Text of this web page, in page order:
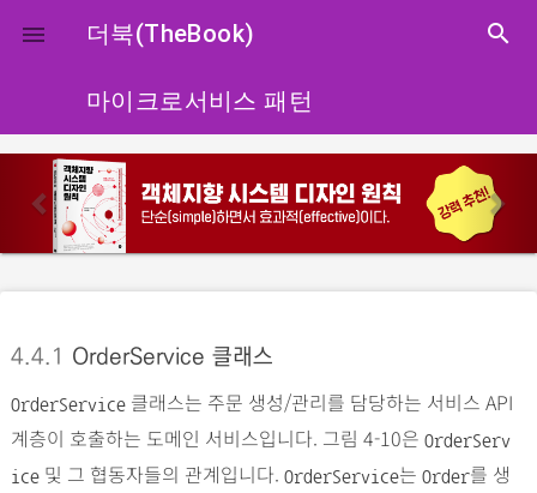
close
 더북(TheBook) search
마이크로서비스 패턴
p
r
u
s
e
4.4.1 OrderService 클래스
OrderService클래스는 주문 생성/관리를 담당하는 서비스 API
계층이 호출하는 도메인 서비스입니다. 그림 4-10은 OrderServ
ice및 그 협동자들의 관계입니다. OrderService는 Order를 생